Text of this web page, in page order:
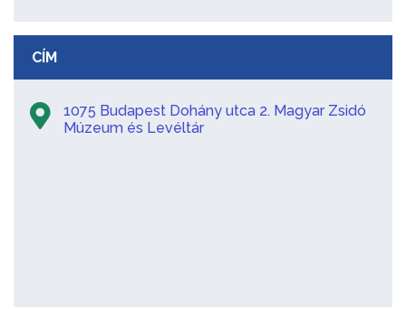
CÍM
1075 Budapest Dohány utca 2. Magyar Zsidó
Múzeum és Levéltár